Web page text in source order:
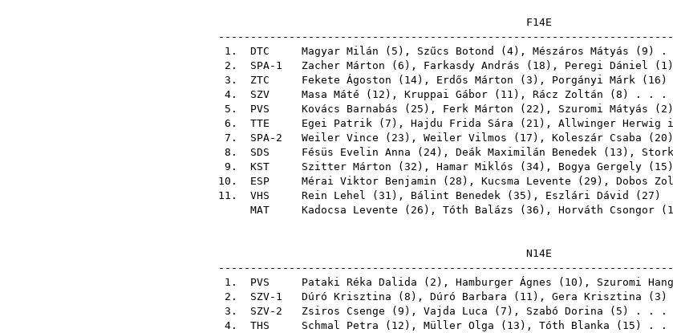
1. DTC Magyar Milán ( 5 ), Szűcs Botond ( 4), Mészáros Mátyás ( 9 ) .
2. SPA-1 Zacher Márton ( 6 ), Farkasdy András ( 18 ), Peregi Dániel ( 1
3. ZTC Fekete Ágoston ( 14), Erdős Márton ( 3 ), Porgányi Márk ( 16 )
4. SZV Masa Máté ( 12 ), Kruppai Gábor ( 11 ), Rácz Zoltán ( 8 ) . . .
5. PVS Kovács Barnabás ( 25 ), Ferk Márton ( 22 ), Szuromi Mátyás ( 2
6. TTE Egei Patrik ( 7 ), Hajdu Frida Sára ( 21 ), Allwinger
7. SPA-2 Weiler Vince ( 23 ), Weiler Vilmos ( 17 ), Koleszár Csaba ( 20
8. SDS Fésüs Evelin Anna ( 24), Deák Maximilán Benedek ( 13 ),
9. KST Szitter Márton ( 32 ), Hamar Miklós ( 34), Bogya Gergely ( 15
10. ESP Mérai Viktor Benjamin ( 28 ), Kucsma Levente ( 29 ), Dobos
11. VHS Rein Lehel ( 31 ), Bálint Benedek ( 35 ), Eszlári Dávid ( 27 )
MAT
Kadocsa Levente ( 26 ), Tóth Balázs ( 36 ), Horváth Csongor (
1. PVS Pataki Réka Dalida ( 2 ), Hamburger Ágnes ( 10 ), Szuromi
2. SZV-1 Dúró Krisztina ( 8 ), Dúró Barbara ( 11 ), Gera Krisztina ( 3 )
3. SZV-2 Zsiros Csenge ( 9 ), Vajda Luca ( 7 ), Szabó Dorina ( 5 ) . . .
4. THS Schmal Petra ( 12 ), Müller Olga ( 13 ), Tóth Blanka ( 15 ) . .